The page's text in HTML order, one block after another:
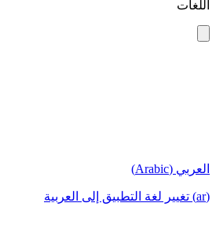
اللغات
العربي (Arabic)
(ar) تغيير لغة التطبيق إلى العربية